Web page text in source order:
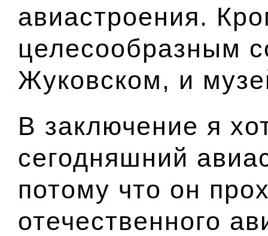
авиастроения.
целесообразным
Жуковском, и
В заключение я
сегодняшний
потому что он
отечественного